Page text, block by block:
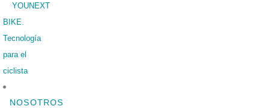
YOUNEXT
BIKE.
Tecnología
para el
ciclista
NOSOTROS